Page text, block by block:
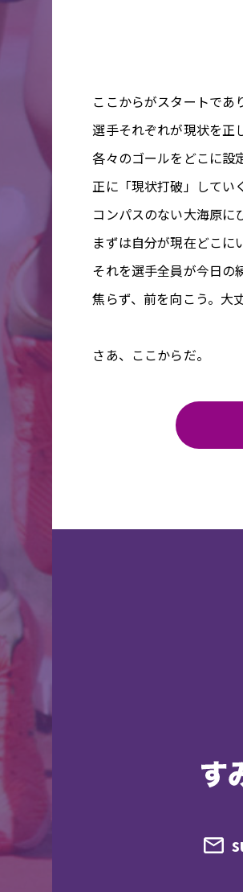
ここからがスタートであ
選手それぞれが現状を正
各々のゴールをどこに設
正に「現状打破」してい
コンパスのない大海原に
まずは自分が現在どこに
それを選手全員が今日の
焦らず、前を向こう。大
さあ、ここからだ。